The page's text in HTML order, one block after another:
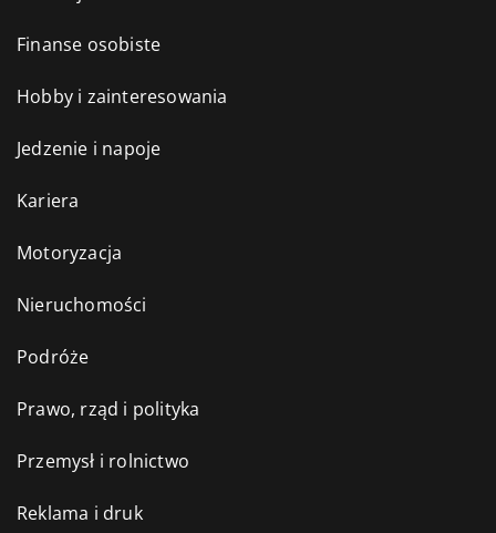
Finanse osobiste
Hobby i zainteresowania
Jedzenie i napoje
Kariera
Motoryzacja
Nieruchomości
Podróże
Prawo, rząd i polityka
Przemysł i rolnictwo
Reklama i druk